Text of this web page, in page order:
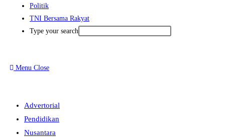
Politik
TNI Bersama Rakyat
Type your search
Menu Close
Advertorial
Pendidikan
Nusantara